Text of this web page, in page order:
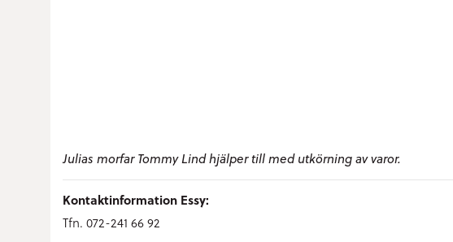
Julias morfar Tommy Lind hjälper till med utkörning av varor.
Kontaktinformation Essy:
Tfn. 072-241 66 92